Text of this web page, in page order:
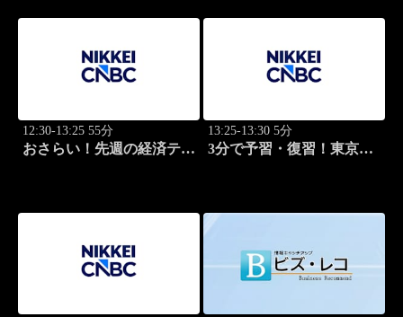
12:30-13:25 55分
おさらい！先週の経済テー
13:25-13:30 5分
3分で予習・復習！東京市